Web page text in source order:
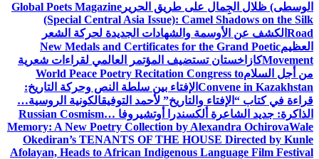
الوسطى) ظلال الجِمال على طريق الحرير Global Poets Magazine
(Special Central Asia Issue): Camel Shadows on the Silk
Road الكشف عن الأوسمة والشهادات الجديدة لحركة الشعر
العظيمNew Medals and Certificates for the Grand Poetic
Movementكازاخستان تستضيف المؤتمر العالمي لقراءات شعرية
من أجل السلامWorld Peace Poetry Recitation Congress to
Convene in Kazakhstan الإفتاء بين سلطة النص وحركة التاريخ:
قراءة في كتاب “الإفتاء والتاريخ” لأحمد التوفيقالكونية الروسية…
الذاكرة: جديد الشاعرة ألكسندرا أوتشيروفا Russian Cosmism…
Memory: A New Poetry Collection by Alexandra OchirovaWale
Okediran’s TENANTS OF THE HOUSE Directed by Kunle
Afolayan, Heads to African Indigenous Language Film Festival